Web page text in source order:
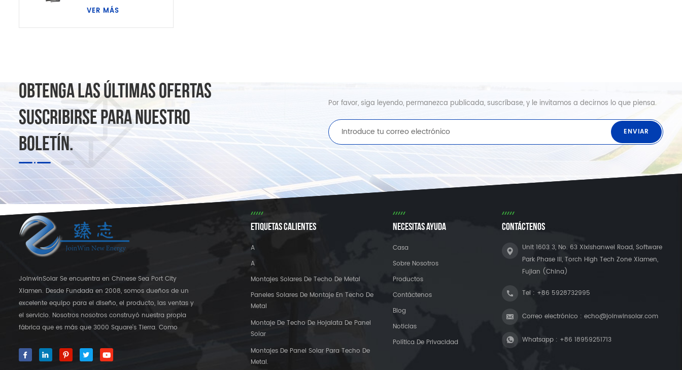
VER MÁS
OBTENGA LAS ÚLTIMAS OFERTAS
SUSCRIBIRSE PARA NUESTRO
BOLETÍN.
Por favor, siga leyendo, permanezca publicada, suscríbase, y le invitamos a decirnos lo que piensa.
JoinwinSolar Se encuentra en Chinese Sea Port City
Xiamen. Desde Fundada en 2008, somos dueños de un
excelente equipo para el diseño, el producto, las ventas y
el servicio. Nosotros nosotros construyó nuestra propia
fábrica que es más que 3000 Square's Tierra. Como
JoinwinSolar ha creado un valor agregado para los
clientes alrededor del mundo ◆ Nuestro producto
ETIQUETAS CALIENTES
A
A
Montajes Solares De Techo De Metal
Paneles Solares De Montaje En Techo De
Metal
Montaje De Techo De Hojalata De Panel
Solar
Montajes De Panel Solar Para Techo De
Metal.
NECESITAS AYUDA
Casa
Sobre Nosotros
Productos
Contáctenos
Blog
Noticias
Política De Privacidad
CONTÁCTENOS
Unit 1603 3, No. 63 Xixishanwei Road, Software
Park Phase III, Torch High Tech Zone Xiamen,
Fujian (China)
Tel : +86 5928732995
Correo electrónico :echo@joinwinsolar.com
Whatsapp : +86 18959251713